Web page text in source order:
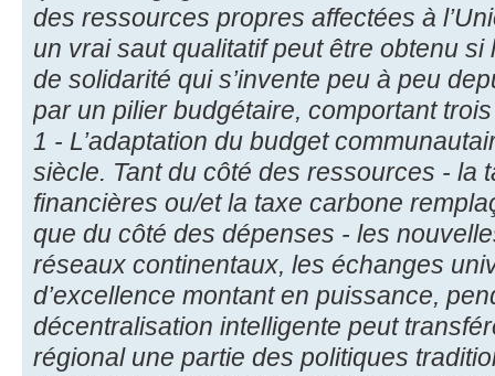
des ressources propres affectées à
un vrai saut qualitatif peut être obtenu
de solidarité qui s’invente peu à peu
par un pilier budgétaire, comportant
1 - L’adaptation du budget
siècle. Tant du côté des ressources - la
financières ou/et la taxe carbone
que du côté des dépenses - les
réseaux continentaux, les échanges
d’excellence montant en puissance,
décentralisation intelligente peut
régional une partie des politiques